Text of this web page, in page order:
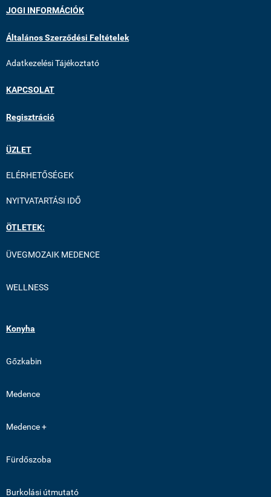
JOGI INFORMÁCIÓK
Általános Szerződési Feltételek
Adatkezelési Tájékoztató
KAPCSOLAT
Regisztráció
ÜZLET
ELÉRHETŐSÉGEK
NYITVATARTÁSI IDŐ
ÖTLETEK:
ÜVEGMOZAIK MEDENCE
WELLNESS
Konyha
Gőzkabin
Medence
Medence +
Fürdőszoba
Burkolási útmutató